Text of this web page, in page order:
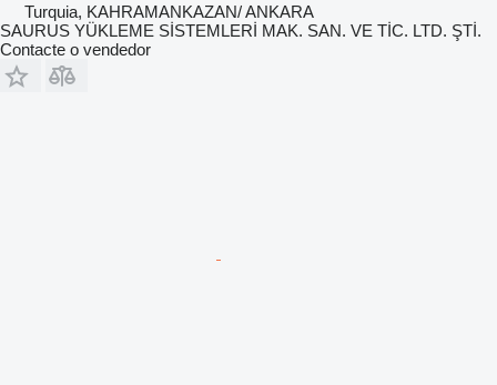
Turquia, KAHRAMANKAZAN/ ANKARA
SAURUS YÜKLEME SİSTEMLERİ MAK. SAN. VE TİC. LTD. ŞTİ.
Contacte o vendedor